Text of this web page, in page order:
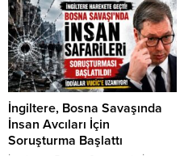
İngiltere, Bosna Savaşında
İnsan Avcıları İçin
Soruşturma Başlattı